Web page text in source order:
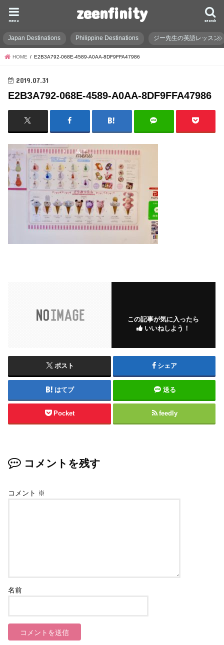
zeenfinity search
menu
Japan Destinations Philippine Destinations ジー先生の英語レッスン
HOME E2B3A792-068E-4589-A0AA-8DF9FFA47986
2019.07.31
E2B3A792-068E-4589-A0AA-8DF9FFA47986
この記事が気に入ったら
いいねしよう！
ポスト シェア
はてブ 送る
Pocket feedly
コメントを残す
コメント ※
名前